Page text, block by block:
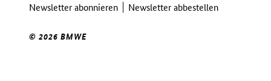
Newsletter abonnieren Newsletter abbestellen
© 2026 BMWE